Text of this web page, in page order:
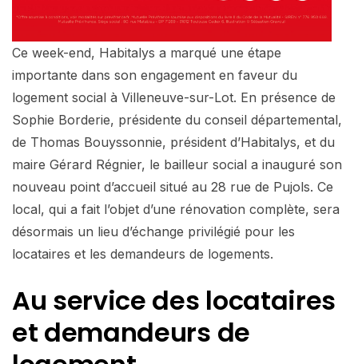
Ce week-end, Habitalys a marqué une étape
importante dans son engagement en faveur du
logement social à Villeneuve-sur-Lot. En présence de
Sophie Borderie, présidente du conseil départemental,
de Thomas Bouyssonnie, président d’Habitalys, et du
maire Gérard Régnier, le bailleur social a inauguré son
nouveau point d’accueil situé au 28 rue de Pujols. Ce
local, qui a fait l’objet d’une rénovation complète, sera
désormais un lieu d’échange privilégié pour les
locataires et les demandeurs de logements.
Au service des locataires
et demandeurs de